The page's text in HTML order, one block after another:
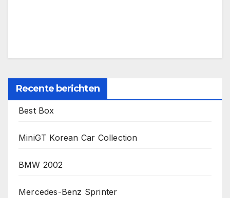
Recente berichten
Best Box
MiniGT Korean Car Collection
BMW 2002
Mercedes-Benz Sprinter